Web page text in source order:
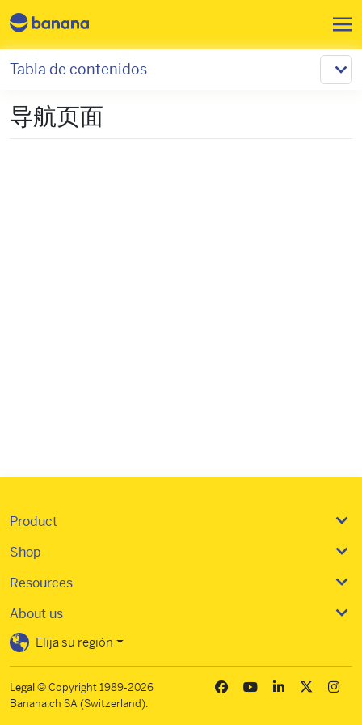
导航页面
Tabla de contenidos
Product
Shop
Resources
About us
Elija su región
Legal© Copyright 1989-2026
Banana.ch SA (Switzerland).